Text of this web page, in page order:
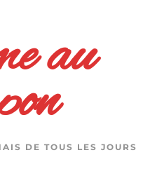
au
DE TOUS LES JOURS